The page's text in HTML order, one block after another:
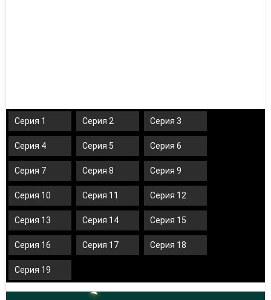
Серия 1 Серия 2 Серия 3
Серия 4 Серия 5 Серия 6
Серия 7 Серия 8 Серия 9
Серия 10 Серия 11 Серия 12
Серия 13 Серия 14 Серия 15
Серия 16 Серия 17 Серия 18
Серия 19